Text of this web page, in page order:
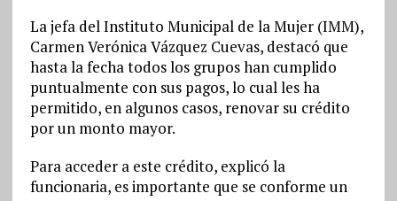
La jefa del Instituto Municipal de la Mujer (IMM),
Carmen Verónica Vázquez Cuevas, destacó que
hasta la fecha todos los grupos han cumplido
puntualmente con sus pagos, lo cual les ha
permitido, en algunos casos, renovar su crédito
por un monto mayor.
Para acceder a este crédito, explicó la
funcionaria, es importante que se conforme un